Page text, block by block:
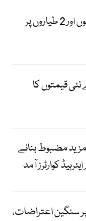
امریکا نے ایران سے منسلک 3 کمپنیوں اور 2 طیاروں پر
قیمتوں کا
مزید مضبوط بنانے
کوارٹرز آمد
سنگین اعتراضات،